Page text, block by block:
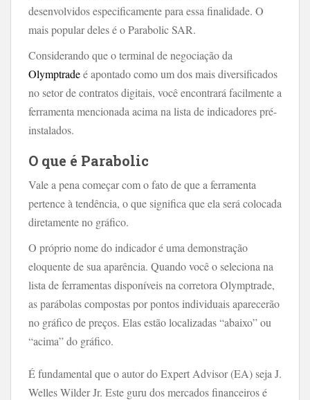
desenvolvidos especificamente para essa finalidade. O
mais popular deles é o Parabolic SAR.
Considerando que o terminal de negociação da
Olymptradeé apontado como um dos mais diversificados
no setor de contratos digitais, você encontrará facilmente a
ferramenta mencionada acima na lista de indicadores pré-
instalados.
O que é Parabolic
Vale a pena começar com o fato de que a ferramenta
pertence à tendência, o que significa que ela será colocada
diretamente no gráfico.
O próprio nome do indicador é uma demonstração
eloquente de sua aparência. Quando você o seleciona na
lista de ferramentas disponíveis na corretora Olymptrade,
as parábolas compostas por pontos individuais aparecerão
no gráfico de preços. Elas estão localizadas “abaixo” ou
“acima” do gráfico.
É fundamental que o autor do Expert Advisor (EA) seja J.
Welles Wilder Jr. Este guru dos mercados financeiros é